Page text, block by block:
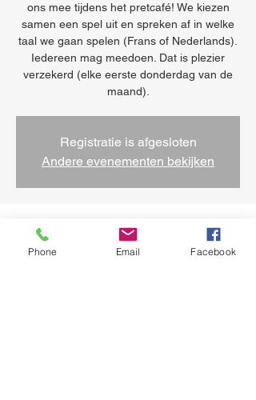
ons mee tijdens het pretcafé! We kiezen
samen een spel uit en spreken af in welke
taal we gaan spelen (Frans of Nederlands).
Iedereen mag meedoen. Dat is plezier
verzekerd (elke eerste donderdag van de
Registratie is afgesloten
Andere evenementen bekijken
Tijd en locatie
07 nov 2024, 14:00 – 16:00
Phone Email Facebook